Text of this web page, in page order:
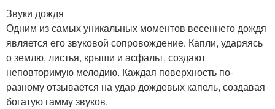
Звуки дождя
Одним из самых уникальных моментов весеннего дождя
является его звуковой сопровождение. Капли, ударяясь
о землю, листья, крыши и асфальт, создают
неповторимую мелодию. Каждая поверхность по-
разному отзывается на удар дождевых капель, создавая
богатую гамму звуков.